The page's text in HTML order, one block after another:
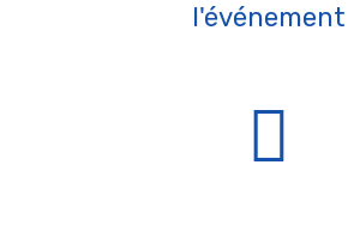
l'événement